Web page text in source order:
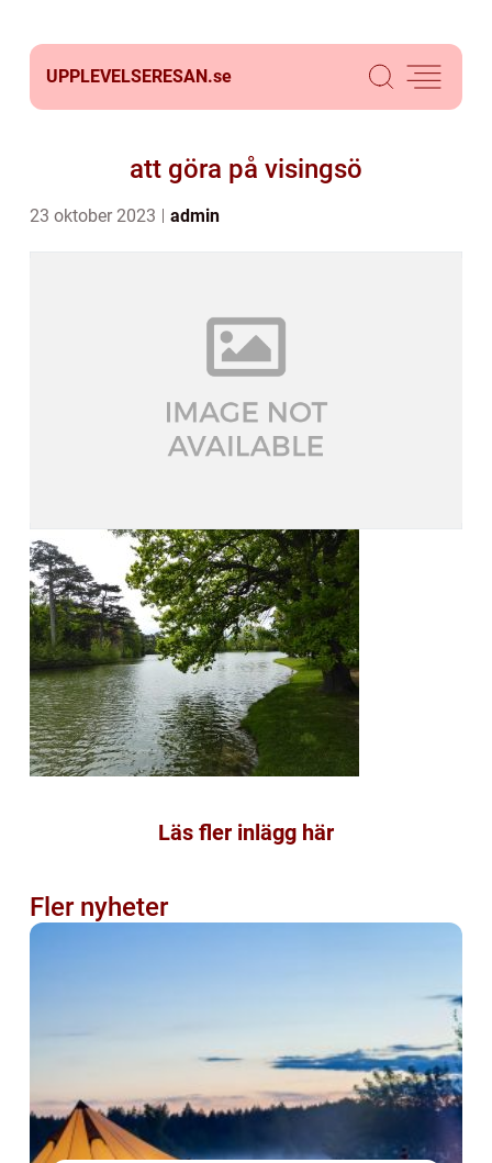
UPPLEVELSERESAN.se
att göra på visingsö
23 oktober 2023 admin
Läs fler inlägg här
Fler nyheter